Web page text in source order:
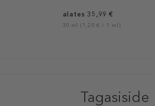
alates 35,99 €
30 ml (1,20 € / 1 ml)
Tagasiside